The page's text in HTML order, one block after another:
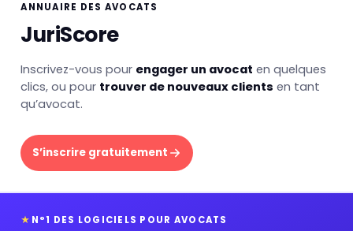
ANNUAIRE DES AVOCATS
JuriScore
Inscrivez-vous pour engager un avocat en quelques
clics, ou pour trouver de nouveaux clients en tant
qu’avocat.
S’inscrire gratuitement
★ N°1 DES LOGICIELS POUR AVOCATS